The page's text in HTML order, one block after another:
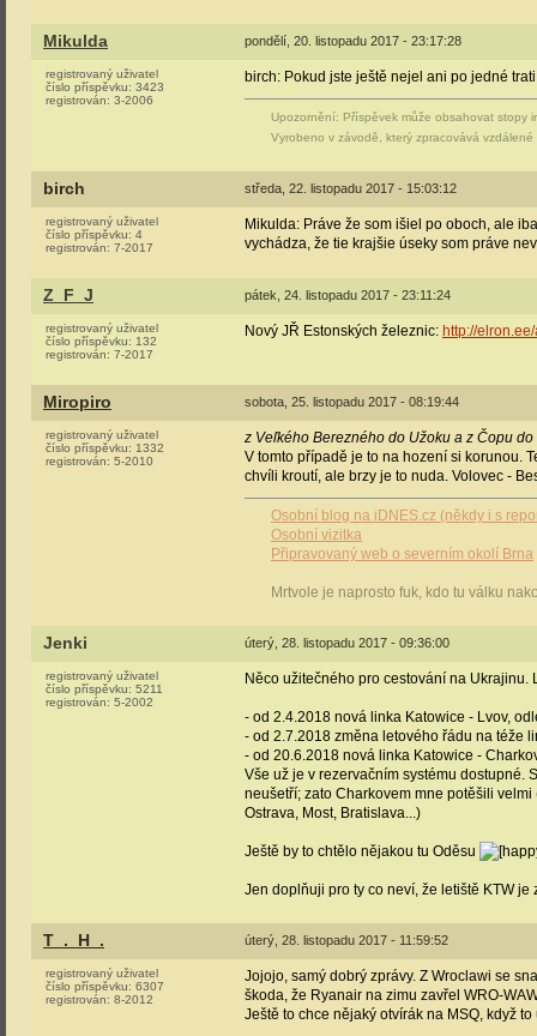
Mikulda pondělí, 20. listopadu 2017 - 23:17:28
registrovaný uživatel
číslo příspěvku: 3423
registrován: 3-2006
birch: Pokud jste ještě nejel ani po jedné
Upozornění: Příspěvek může obsahovat stopy
Vyrobeno v závodě, který zpracovává
birch středa, 22. listopadu 2017 - 15:03:12
registrovaný uživatel
číslo příspěvku: 4
registrován: 7-2017
Mikulda: Práve že som išiel po oboch, ale
vychádza, že tie krajšie úseky som práve
Z_F_J pátek, 24. listopadu 2017 - 23:11:24
registrovaný uživatel
číslo příspěvku: 132
registrován: 7-2017
Nový JŘ Estonských železnic: http://
Miropiro sobota, 25. listopadu 2017 - 08:19:44
registrovaný uživatel
číslo příspěvku: 1332
registrován: 5-2010
z Veľkého Berezného do Užoku a z Čopu do
V tomto případě je to na hození si korunou.
chvíli kroutí, ale brzy je to nuda. Volovec -
Osobní blog na iDNES.cz (někdy i s
Osobní vizitka
Připravovaný web o severním okolí Brna
Mrtvole je naprosto fuk, kdo tu válku
Jenki úterý, 28. listopadu 2017 - 09:36:00
registrovaný uživatel
číslo příspěvku: 5211
registrován: 5-2002
Něco užitečného pro cestování na
- od 2.4.2018 nová linka Katowice - Lvov,
- od 2.7.2018 změna letového řádu na téže
- od 20.6.2018 nová linka Katowice -
Vše už je v rezervačním systému dostupné.
neušetří; zato Charkovem mne potěšili
Ostrava, Most, Bratislava...)
Ještě by to chtělo nějakou tu Oděsu
Jen doplňuji pro ty co neví, že letiště KTW
T_._H_. úterý, 28. listopadu 2017 - 11:59:52
registrovaný uživatel
číslo příspěvku: 6307
registrován: 8-2012
Jojojo, samý dobrý zprávy. Z Wroclawi se
škoda, že Ryanair na zimu zavřel WRO-
Ještě to chce nějaký otvírák na MSQ, když